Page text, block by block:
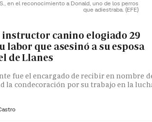
en el reconocimiento a Donald, uno de los perros
que adiestraba. (EFE)
instructor canino elogiado 29
labor que asesinó a su esposa
de Llanes
fue el encargado de recibir en nombre
la condecoración por su trabajo en la